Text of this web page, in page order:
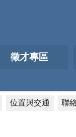
徵才專區
位置與交通 聯